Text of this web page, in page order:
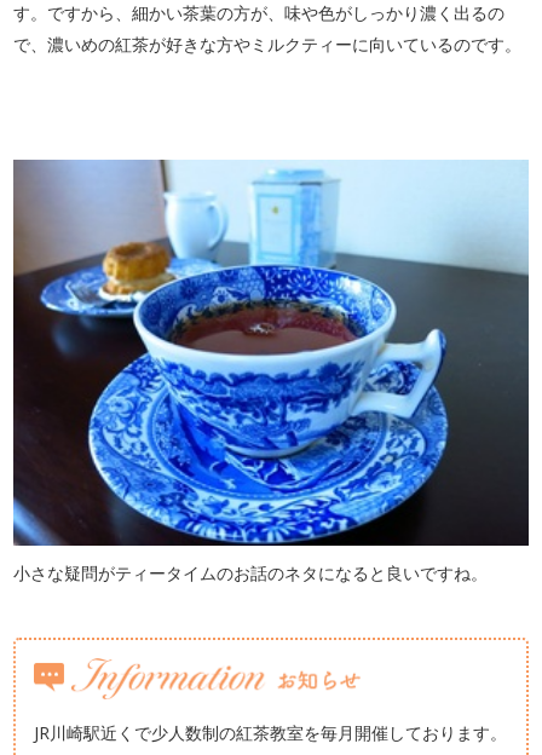
す。ですから、細かい茶葉の方が、味や色がしっかり濃く出るの
で、濃いめの紅茶が好きな方やミルクティーに向いているのです。
小さな疑問がティータイムのお話のネタになると良いですね。
JR川崎駅近くで少人数制の紅茶教室を毎月開催しております。